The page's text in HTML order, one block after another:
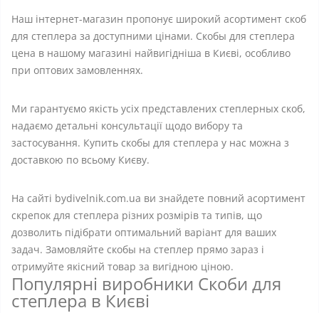
Наш інтернет-магазин пропонує широкий асортимент скоб
для степлера за доступними цінами. Скобы для степлера
цена в нашому магазині найвигідніша в Києві, особливо
при оптових замовленнях.
Ми гарантуємо якість усіх представлених степлерных скоб,
надаємо детальні консультації щодо вибору та
застосування. Купить скобы для степлера у нас можна з
доставкою по всьому Києву.
На сайті bydivelnik.com.ua ви знайдете повний асортимент
скрепок для степлера різних розмірів та типів, що
дозволить підібрати оптимальний варіант для ваших
задач. Замовляйте скобы на степлер прямо зараз і
отримуйте якісний товар за вигідною ціною.
Популярні виробники Скоби для
степлера в Києві